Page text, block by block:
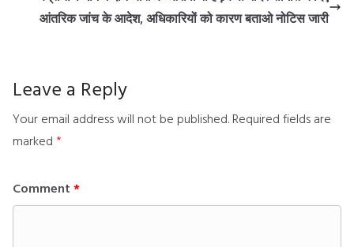
आंतरिक जांच के आदेश, अधिकारियों को कारण बताओ नोटिस जारी
Leave a Reply
Your email address will not be published. Required fields are
marked *
Comment *